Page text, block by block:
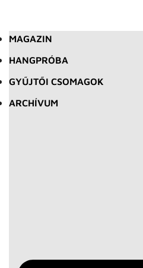
MAGAZIN
HANGPRÓBA
GYŰJTŐI CSOMAGOK
ARCHÍVUM